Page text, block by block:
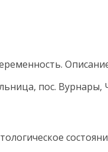
пос. Вурнары,